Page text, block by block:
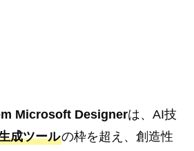
Microsoft Designerは、AI技
成ツールの枠を超え、創造性